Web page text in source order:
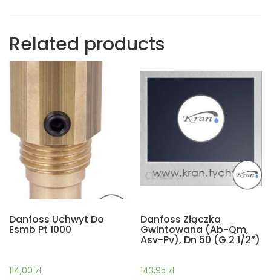
Related products
Danfoss Uchwyt Do
Esmb Pt 1000
114,00 zł
Danfoss Złączka
Gwintowana (Ab-Qm,
Asv-Pv), Dn 50 (G 2 1/2”)
143,95 zł